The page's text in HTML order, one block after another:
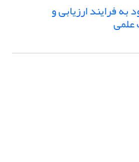
به فرایند ارزیابی و
علمی